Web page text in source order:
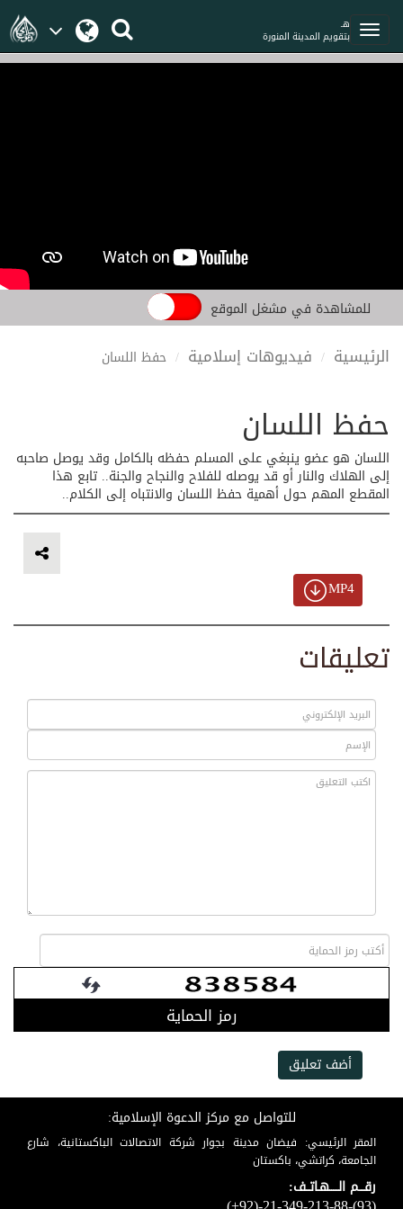
هـ
بتقويم المدينة المنورة
للمشاهدة في مشغل الموقع
الرئيسية فيديوهات إسلامية حفظ اللسان
حفظ اللسان
اللسان هو عضو ينبغي على المسلم حفظه بالكامل وقد يوصل صاحبه
إلى الهلاك والنار أو قد يوصله للفلاح والنجاح والجنة.. تابع هذا
المقطع المهم حول أهمية حفظ اللسان والانتباه إلى الكلام..
MP4
تعليقات
رمز الحماية
أضف تعليق
للتواصل مع مركز الدعوة الإسلامية:
المقر الرئيسي: فيضان مدينة بجوار شركة الاتصالات الباكستانية، شارع
الجامعة، كراتشي، باكستان
رقـــم الـــــهـاتــف: